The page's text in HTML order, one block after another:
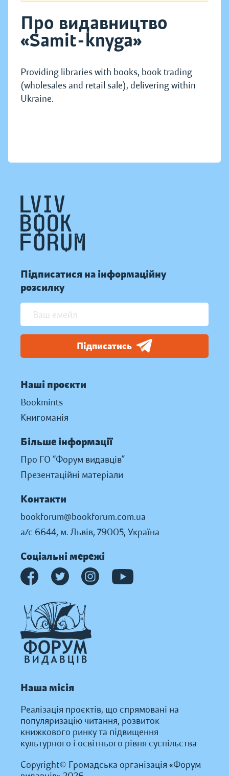
Про видавництво
«Samit-knyga»
Providing libraries with books, book trading
(wholesales and retail sale), delivering within
Ukraine.
Підписатися на інформаційну
розсилку
Підписатись
Наші проєкти
Bookmints
Книгоманія
Більше інформації
Про ГО “Форум видавців”
Презентаційні матеріали
Контакти
bookforum@bookforum.com.ua
а/с 6644, м. Львів, 79005, Україна
Соціальні мережі
Наша місія
Реалізація проєктів, що спрямовані на
популяризацію читання, розвиток
книжкового ринку та підвищення
культурного і освітнього рівня суспільства
Copyright© Громадська організація «Форум